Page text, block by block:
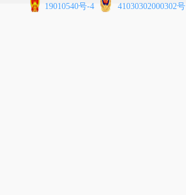
19010540号-4
41030302000302号